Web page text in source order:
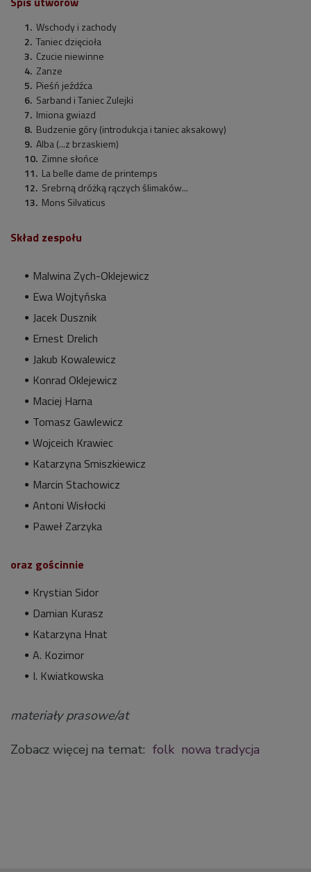
Wschody i zachody
Taniec dzięcioła
Czucie niewinne
Zanze
Pieśń jeźdźca
Sarband i Taniec Zulejki
Imiona gwiazd
Budzenie góry (introdukcja i taniec aksakowy)
Alba (...z brzaskiem)
Zimne słońce
La belle dame de printemps
Srebrną dróżką rączych ślimaków...
Mons Silvaticus
Skład zespołu
Malwina Zych-Oklejewicz
Ewa Wojtyńska
Jacek Dusznik
Ernest Drelich
Jakub Kowalewicz
Konrad Oklejewicz
Maciej Harna
Tomasz Gawlewicz
Wojceich Krawiec
Katarzyna Smiszkiewicz
Marcin Stachowicz
Antoni Wisłocki
Paweł Zarzyka
oraz gościnnie
Krystian Sidor
Damian Kurasz
Katarzyna Hnat
A. Kozimor
I. Kwiatkowska
materiały prasowe/at
Zobacz więcej na temat: folk nowa tradycja